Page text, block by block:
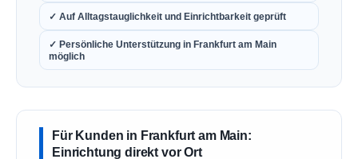
✓ Auf Alltagstauglichkeit und Einrichtbarkeit geprüft
✓ Persönliche Unterstützung in Frankfurt am Main
möglich
Für Kunden in Frankfurt am Main:
Einrichtung direkt vor Ort